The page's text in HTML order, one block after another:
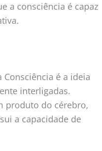
a consciência é capaz
é a ideia
interligadas.
produto do cérebro,
a capacidade de